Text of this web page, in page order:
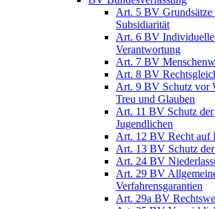
Art. 5 BV
Subsidiarität
Art. 6 BV Individuelle
Verantwortung
Art. 7 BV
Art. 8 BV
Art. 9 BV Schutz vor
Treu und Glauben
Art. 11 BV Schutz
Jugendlichen
Art. 12 BV Recht auf
Art. 13 BV Schutz
Art. 24 BV
Art. 29 BV
Verfahrensgarantien
Art. 29a BV